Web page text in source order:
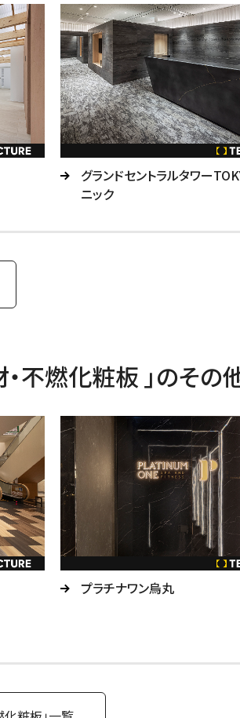
グランドセントラルタワー
ニック
・不燃化粧板 」のそ
プラチナワン烏丸